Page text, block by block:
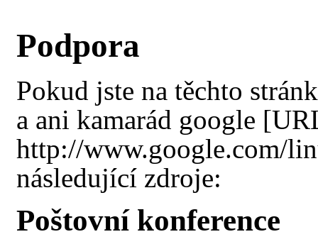
Podpora
Pokud jste na těchto
a ani kamarád google
následující zdroje:
Poštovní konference